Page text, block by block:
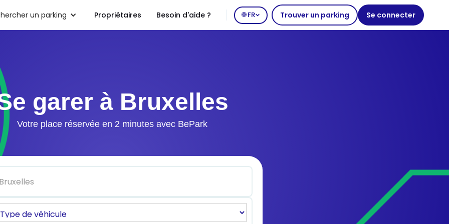
un parking Propriétaires Besoin d'aide ? 🌐 FR Trouver un parking Se connecter
garer à Bruxelles
Votre place réservée en 2 minutes avec BePark